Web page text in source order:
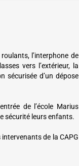
l’interphone de
vers l’extérieur, la
sécurisée d’un dépose
de l’école Marius
sécurité leurs enfants.
intervenants de la CAPG